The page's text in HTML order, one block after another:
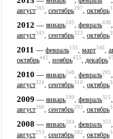
август283 сентябрь297 октябрь
2012 — январь105, февраль438
август343, сентябрь323, октябрь
2011 — февраль133 март340
октябрь442, ноябрь455, декабрь
2010 — январь248 февраль291
август324, сентябрь310, октябрь
2009 — январь199 февраль321
август266, сентябрь293, октябрь
2008 — январь284 февраль353
август253 сентябрь282 октябрь